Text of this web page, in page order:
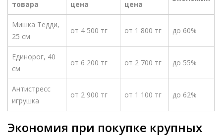
товара цена цена
Мишка Тедди,
25 см
от 4 500 тг от 1 800 тг до 60%
Единорог, 40
см
от 6 200 тг от 2 700 тг до 55%
Антистресс
игрушка
от 2 900 тг от 1 100 тг до 62%
Экономия при покупке крупных